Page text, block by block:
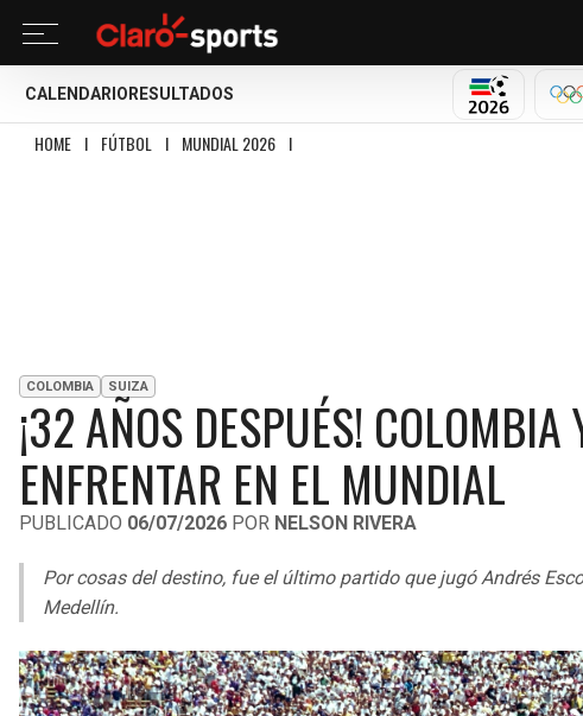
CALENDARIO RESULTADOS
MUNDIAL
HOME I FÚTBOL I MUNDIAL 2026 I
COLOMBIA SUIZA
¡32 AÑOS DESPUÉS!
ENFRENTAR EN EL MUNDIAL
PUBLICADO 06/07/2026 POR NELSON RIVERA
Por cosas del destino, fue el último partido que jugó Andrés
Medellín.